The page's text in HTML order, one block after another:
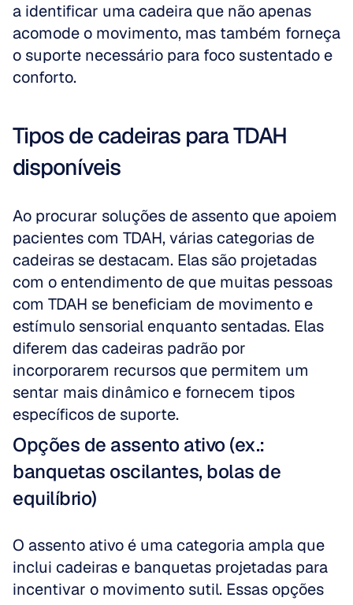
a identificar uma cadeira que não apenas
acomode o movimento, mas também forneça
o suporte necessário para foco sustentado e
conforto.
Tipos de cadeiras para TDAH
disponíveis
Ao procurar soluções de assento que apoiem
pacientes com TDAH, várias categorias de
cadeiras se destacam. Elas são projetadas
com o entendimento de que muitas pessoas
com TDAH se beneficiam de movimento e
estímulo sensorial enquanto sentadas. Elas
diferem das cadeiras padrão por
incorporarem recursos que permitem um
sentar mais dinâmico e fornecem tipos
específicos de suporte.
Opções de assento ativo (ex.:
banquetas oscilantes, bolas de
equilíbrio)
O assento ativo é uma categoria ampla que
inclui cadeiras e banquetas projetadas para
incentivar o movimento sutil. Essas opções